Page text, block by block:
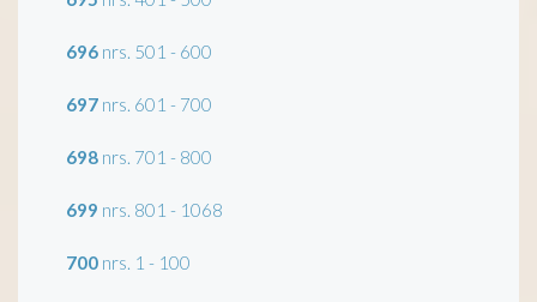
696 nrs. 501 - 600
697 nrs. 601 - 700
698 nrs. 701 - 800
699 nrs. 801 - 1068
700 nrs. 1 - 100